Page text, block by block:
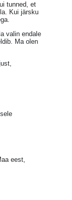
tunned, et
Kui järsku
valin endale
Ma olen
eest,